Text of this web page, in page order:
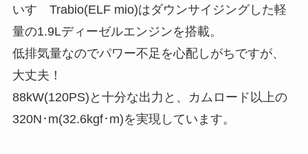
いすゞTrabio(ELF mio)はダウンサイジングした軽
量の1.9Lディーゼルエンジンを搭載。
低排気量なのでパワー不足を心配しがちですが、
大丈夫！
88kW(120PS)と十分な出力と、カムロード以上の
320N･m(32.6kgf･m)を実現しています。